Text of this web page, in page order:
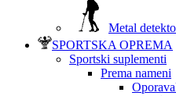
Metal
SPORTSKA OPREMA
Sportski suplementi
Prema nameni